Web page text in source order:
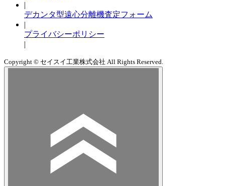
|
デカンタ型遠心分離機査定フォーム
|
プライバシーポリシー
|
Copyright © セイスイ工業株式会社 All Rights Reserved.